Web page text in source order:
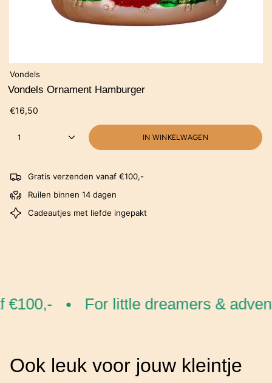
Vondels
Vondels Ornament Hamburger
€16,50
1 IN WINKELWAGEN
Gratis verzenden vanaf €100,-
Ruilen binnen 14 dagen
Cadeautjes met liefde ingepakt
For little dreamers &
Ook leuk voor jouw kleintje